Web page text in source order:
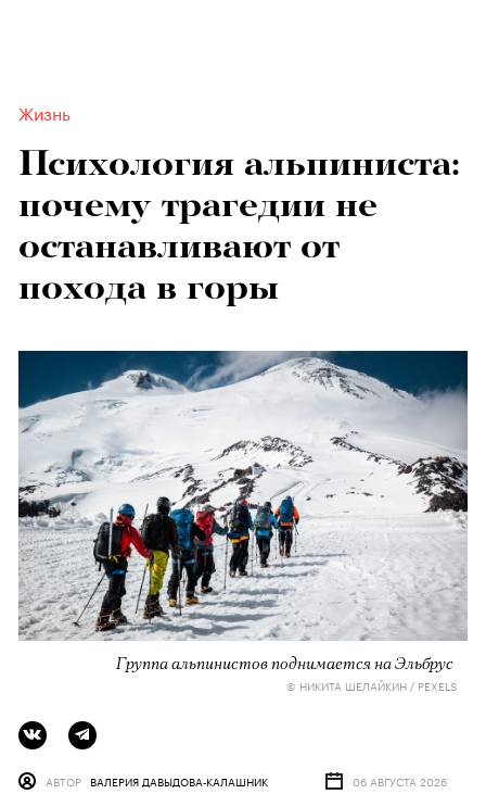
Жизнь
Психология альпиниста:
почему трагедии не
останавливают от
похода в горы
Группа альпинистов поднимается на Эльбрус
© НИКИТА ШЕЛАЙКИН / PEXELS
АВТОР ВАЛЕРИЯ ДАВЫДОВА-КАЛАШНИК 06 АВГУСТА 2026